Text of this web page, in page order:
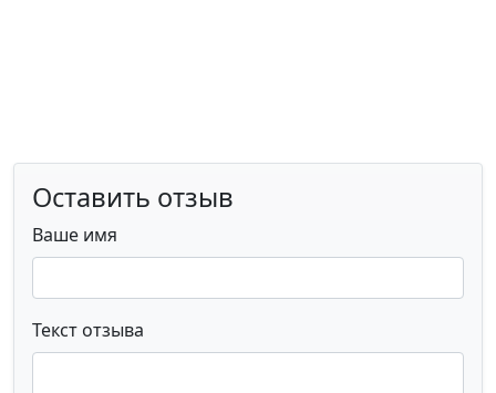
Оставить отзыв
Ваше имя
Текст отзыва